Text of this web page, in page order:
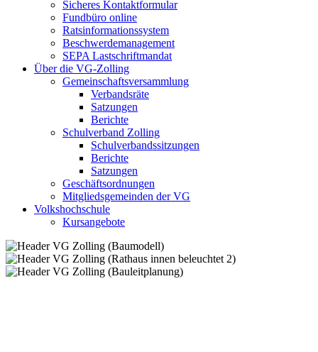
Sicheres Kontaktformular
Fundbüro online
Ratsinformationssystem
Beschwerdemanagement
SEPA Lastschriftmandat
Über die VG-Zolling
Gemeinschaftsversammlung
Verbandsräte
Satzungen
Berichte
Schulverband Zolling
Schulverbandssitzungen
Berichte
Satzungen
Geschäftsordnungen
Mitgliedsgemeinden der VG
Volkshochschule
Kursangebote